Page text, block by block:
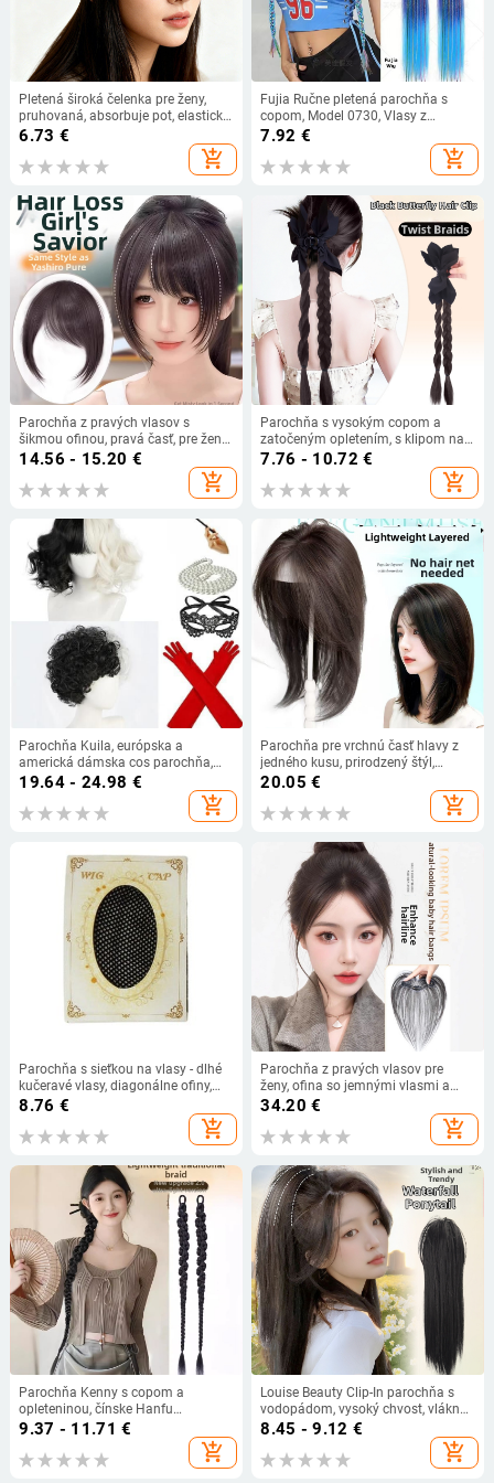
Pletená široká čelenka pre ženy,
pruhovaná, absorbuje pot, elastická
gumička na vlasy, na umývanie
6.73 €
add_shopping_cart
Fujia Ručne pletená parochňa s
copom, Model 0730, Vlasy z
vysokoteplotného drôtu
7.92 €
add_shopping_cart
Parochňa z pravých vlasov s
šikmou ofinou, pravá časť, pre ženy;
strojová výroba; možno farbiť.
14.56 - 15.20 €
add_shopping_cart
Parochňa s vysokým copom a
zatočeným opletením, s klipom na
uchytenie, ručne vyrobená, vlákna
7.76 - 10.72 €
add_shopping_cart
Parochňa Kuila, európska a
americká dámska cos parochňa,
čiernobiela čarodejnica Kuila, krátke
kučeravé vlasy, veľkoobchodná
továreň
19.64 - 24.98 €
add_shopping_cart
Parochňa pre vrchnú časť hlavy z
jedného kusu, prirodzený štýl,
hodvábne vlasy, šikmé ofiny,
20.05 €
add_shopping_cart
Parochňa s sieťkou na vlasy - dlhé
kučeravé vlasy, diagonálne ofiny,
prirodzený štýl, tepelne odolné
8.76 €
add_shopping_cart
Parochňa z pravých vlasov pre
ženy, ofina so jemnými vlasmi a
rovnými vlasmi, prirodzená vlasová
línia, ľahká a neviditeľná vrchná
časť, dĺžka 25 cm
34.20 €
add_shopping_cart
Parochňa Kenny s copom a
opleteninou, čínske Hanfu
inšpirovaný štýl, bočné opletené
pramene, Horsetail model, tepelne
odolný drôt, pre ženy
9.37 - 11.71 €
add_shopping_cart
Louise Beauty Clip-In parochňa s
vodopádom, vysoký chvost, vlákna
odolné voči teplu
8.45 - 9.12 €
add_shopping_cart